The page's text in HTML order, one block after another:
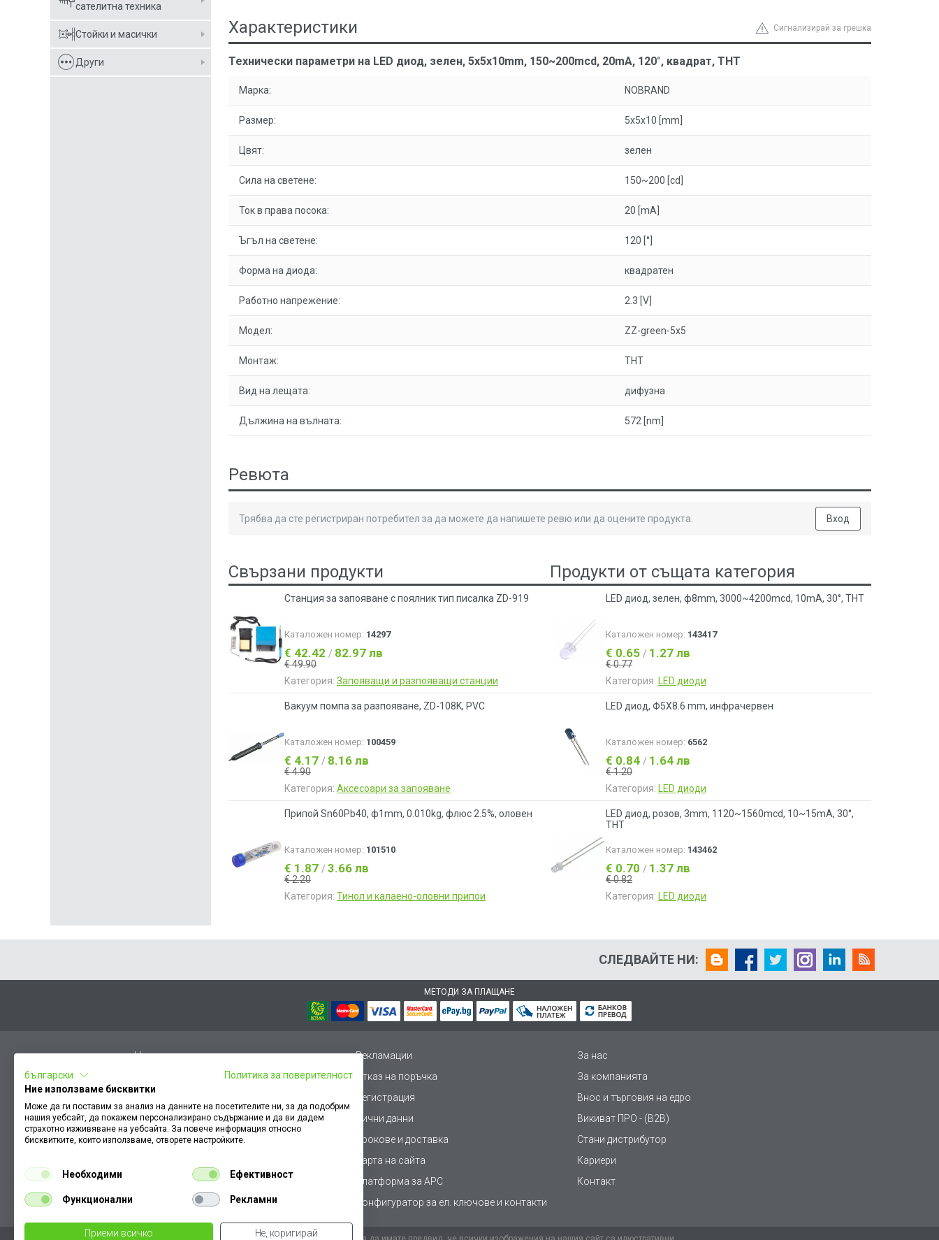
сателитна техника
Стойки и масички
Други
Сигнализирай за грешка
Характеристики
Технически параметри на LED диод, зелен, 5x5x10mm, 150~200mcd, 20mA, 120°, квадрат, THT
Марка: NOBRAND
Размер: 5x5x10 [mm]
Цвят: зелен
Сила на светене: 150~200 [cd]
Ток в права посока: 20 [mA]
Ъгъл на светене: 120 [°]
Форма на диода: квадратен
Работно напрежение: 2.3 [V]
Модел: ZZ-green-5x5
Монтаж: THT
Вид на лещата: дифузна
Дължина на вълната: 572 [nm]
Ревюта
Трябва да сте регистриран потребител за да можете да напишете ревю или да оцените продукта. Вход
Свързани продукти
Станция за запояване с поялник тип писалка ZD-919
Каталожен номер: 14297
€ 42.42 / 82.97 лв
€ 49.90
Категория: Запояващи и разпояващи станции
Вакуум помпа за разпояване, ZD-108K, PVC
Каталожен номер: 100459
€ 4.17 / 8.16 лв
€ 4.90
Категория: Аксесоари за запояване
Припой Sn60Pb40, ф1mm, 0.010kg, флюс 2.5%, оловен
Каталожен номер: 101510
€ 1.87 / 3.66 лв
€ 2.20
Категория: Тинол и калаено-оловни припои
Продукти от същата категория
LED диод, зелен, ф8mm, 3000~4200mcd, 10mA, 30°, THT
Каталожен номер: 143417
€ 0.65 / 1.27 лв
€ 0.77
Категория: LED диоди
LED диод, Ф5X8.6 mm, инфрачервен
Каталожен номер: 6562
€ 0.84 / 1.64 лв
€ 1.20
Категория: LED диоди
LED диод, розов, 3mm, 1120~1560mcd, 10~15mA, 30°,
THT
Каталожен номер: 143462
€ 0.70 / 1.37 лв
€ 0.82
Категория: LED диоди
СЛЕДВАЙТЕ НИ:
МЕТОДИ ЗА ПЛАЩАНЕ
Начало Рекламации
За нас
Отказ на поръчка
За компанията
Регистрация
Внос и търговия на едро
Оплакване / похвала
Лични данни
Викиват ПРО - (B2B)
Условия за ползване
Срокове и доставка
Стани дистрибутор
Карта на сайта
Кариери
Как да намеря документ към поръчка
Платформа за AРС
Контакт
Политика за бисквитки
Конфигуратор за ел. ключове и контакти
български
Политика за поверителност
Ние използваме бисквитки
Може да ги поставим за анализ на данните на посетителите ни, за да подобрим
нашия уебсайт, да покажем персонализирано съдържание и да ви дадем
страхотно изживяване на уебсайта. За повече информация относно
бисквитките, които използваме, отворете настройките.
Необходими Ефективност
Функционални Рекламни
Приеми всичко Не, коригирай